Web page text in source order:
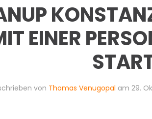
EINER
von Thomas Venugopal am 29.